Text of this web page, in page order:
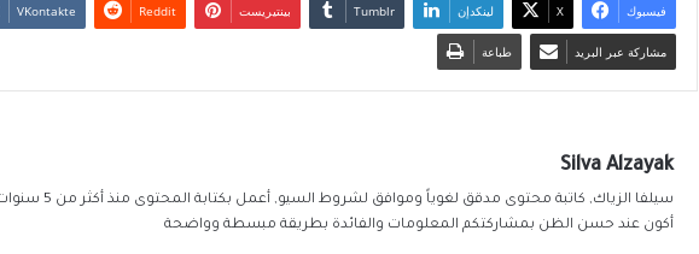
فيسبوك ‫X لينكدإن بينتيريست
مشاركة عبر البريد طباعة
Silva Alzayak
سيلفا الزياك, كاتبة محتوى مدقق لغوياً
أكون عند حسن الظن بمشاركتكم المعلومات والفائدة بطريقة مبسطة وواضحة